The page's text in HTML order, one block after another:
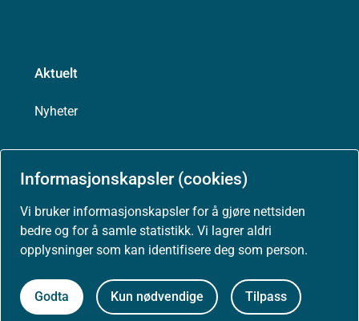
Informasjonskapsler (cookies)
Vi bruker informasjonskapsler for å gjøre nettsiden
bedre og for å samle statistikk. Vi lagrer aldri
opplysninger som kan identifisere deg som person.
Godta Kun nødvendige Tilpass
Aktuelt
Nyheter
Arrangementer
Presse